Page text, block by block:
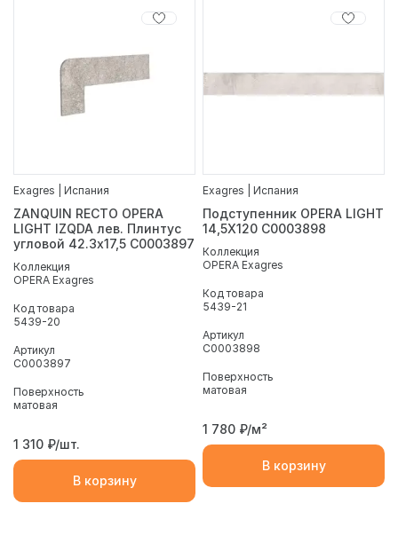
Exagres | Испания
ZANQUIN RECTO OPERA
LIGHT IZQDA лев. Плинтус
угловой 42.3х17,5 С0003897
Коллекция
OPERA Exagres
Код товара
5439-20
Артикул
С0003897
Поверхность
матовая
1 310 ₽/шт.
В корзину
Exagres | Испания
Подступенник OPERA LIGHT
14,5X120 С0003898
Коллекция
OPERA Exagres
Код товара
5439-21
Артикул
С0003898
Поверхность
матовая
1 780 ₽/м²
В корзину